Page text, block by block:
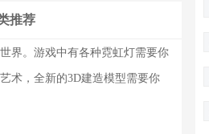
推荐
界。游戏中有各种霓虹灯需要你
术，全新的3D建造模型需要你